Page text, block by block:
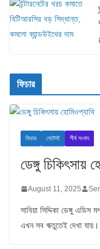
ফিচার
ফিচার লেটেস্ট শীর্ষ সংবাদ
ডেঙ্গু চিকিৎসায়
August 11, 2025
সাবিয়া সিদ্দিকা ডেঙ্গু
এখন সব ঋতুতেই দেখা যায়।